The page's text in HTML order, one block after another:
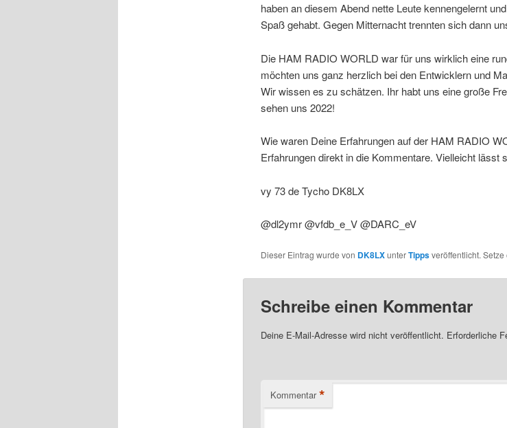
haben an diesem Abend nette Leute kennengelernt
Spaß gehabt. Gegen Mitternacht trennten sich dann
Die HAM RADIO WORLD war für uns wirklich eine
möchten uns ganz herzlich bei den Entwicklern und
Wir wissen es zu schätzen. Ihr habt uns eine große
sehen uns 2022!
Wie waren Deine Erfahrungen auf der HAM RADIO
Erfahrungen direkt in die Kommentare. Vielleicht lässt
vy 73 de Tycho DK8LX
@dl2ymr @vfdb_e_V @DARC_eV
Dieser Eintrag wurde von DK8LXunterTippsveröffentlicht.
Schreibe einen Kommentar
Deine E-Mail-Adresse wird nicht veröffentlicht. Erforderliche
Kommentar *